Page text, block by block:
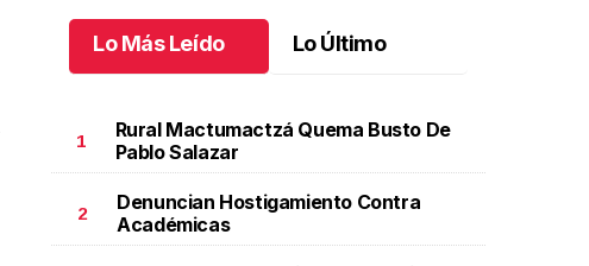
12 años de sueños en Chiapas.12 años de sueños en
Lo Más Leído Lo Último
1
Rural Mactumactzá Quema Busto De
Pablo Salazar
2
Denuncian Hostigamiento Contra
Académicas